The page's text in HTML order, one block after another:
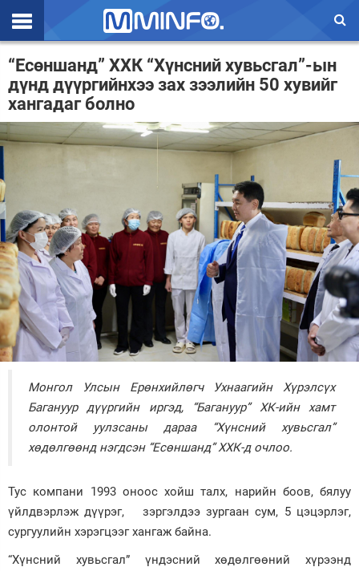
Эхлэл
Цаг агаар
Валют ханш
Үзэл бодол
Спорт
Нийгэм
Дэлхий
Энтертайнмэнт
Зурхай
“Есөншанд” ХХК “Хүнсний хувьсгал”-ын
дүнд дүүргийнхээ зах зээлийн 50 хувийг
хангадаг болно
Монгол Улсын Ерөнхийлөгч Ухнаагийн Хүрэлсүх
Багануур дүүргийн иргэд, “Багануур” ХК-ийн хамт
олонтой уулзсаны дараа “Хүнсний хувьсгал”
хөдөлгөөнднэгдсэн “Есөншанд” ХХК-д очлоо.
Тус компани 1993 оноос хойш талх, нарийн боов, бялуу
үйлдвэрлэж дүүрэг, зэргэлдээ зургаан сум, 5 цэцэрлэг,
сургуулийн хэрэгцээг хангаж байна.
“Хүнсний хувьсгал” үндэсний хөдөлгөөний хүрээнд